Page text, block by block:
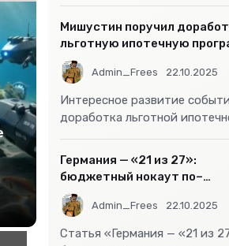
не
Мишустин поручил
льготную ипотечную
- «Бизнес»
Admin_Frees 22.10.2025
Интересное развитие
доработка льготной
стать
Германия — «21 из 27»:
бюджетный нокаут по–
европейски
Admin_Frees 22.10.2025
Статья «Германия — «21 из